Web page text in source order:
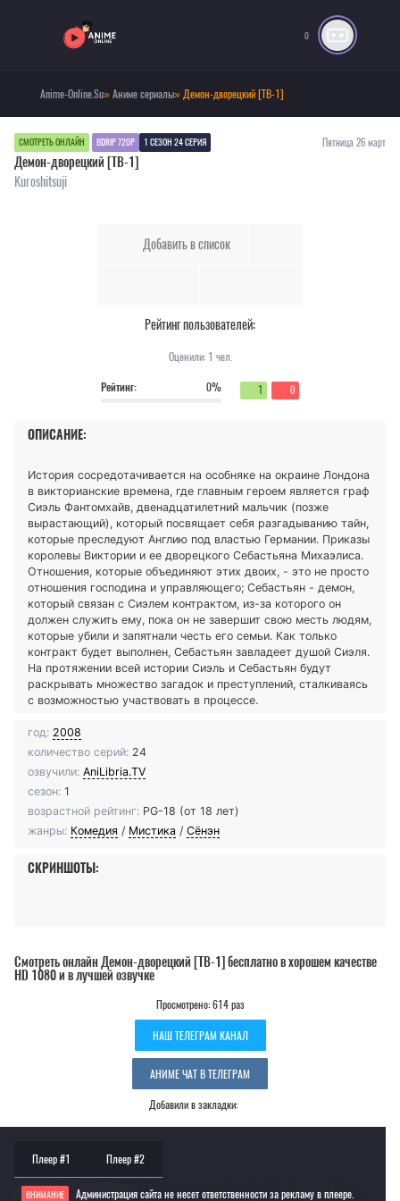
0
Anime-Online.Su»Аниме сериалы» Демон-дворецкий [ТВ-1]
СМОТРЕТЬ ОНЛАЙН BDRIP 720P 1 СЕЗОН 24 СЕРИЯ Пятница 26 март
Демон-дворецкий [ТВ-1]
Kuroshitsuji
Добавить в список
Рейтинг пользователей:
Оценили: 1 чел.
Рейтинг:
0% 1 0
ОПИСАНИЕ:
История сосредотачивается на особняке на окраине Лондона
в викторианские времена, где главным героем является граф
Сиэль Фантомхайв, двенадцатилетний мальчик (позже
вырастающий), который посвящает себя разгадыванию тайн,
которые преследуют Англию под властью Германии. Приказы
королевы Виктории и ее дворецкого Себастьяна Михаэлиса.
Отношения, которые объединяют этих двоих, - это не просто
отношения господина и управляющего; Себастьян - демон,
который связан с Сиэлем контрактом, из-за которого он
должен служить ему, пока он не завершит свою месть людям,
которые убили и запятнали честь его семьи. Как только
контракт будет выполнен, Себастьян завладеет душой Сиэля.
На протяжении всей истории Сиэль и Себастьян будут
раскрывать множество загадок и преступлений, сталкиваясь
с возможностью участвовать в процессе.
год: 2008
количество серий: 24
озвучили: AniLibria.TV
сезон: 1
возрастной рейтинг: PG-18 (от 18 лет)
жанры: Комедия / Мистика / Сёнэн
СКРИНШОТЫ:
Смотреть онлайн Демон-дворецкий [ТВ-1] бесплатно в хорошем качестве
HD 1080 и в лучшей озвучке
Просмотрено: 614 раз
НАШ ТЕЛЕГРАМ КАНАЛ
АНИМЕ ЧАТ В ТЕЛЕГРАМ
Добавили в закладки:
Плеер #1 Плеер #2
ВНИМАНИЕ Администрация сайта не несет ответственности за рекламу в плеере.